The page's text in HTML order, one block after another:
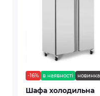
-16% в наявності новинка
Шафа холодильна